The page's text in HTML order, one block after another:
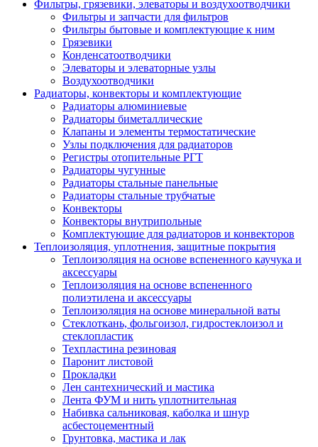
Фильтры, грязевики, элеваторы и воздухоотводчики
Фильтры и запчасти для фильтров
Фильтры бытовые и комплектующие к ним
Грязевики
Конденсатоотводчики
Элеваторы и элеваторные узлы
Воздухоотводчики
Радиаторы, конвекторы и комплектующие
Радиаторы алюминиевые
Радиаторы биметаллические
Клапаны и элементы термостатические
Узлы подключения для радиаторов
Регистры отопительные РГТ
Радиаторы чугунные
Радиаторы стальные панельные
Радиаторы стальные трубчатые
Конвекторы
Конвекторы внутрипольные
Комплектующие для радиаторов и конвекторов
Теплоизоляция, уплотнения, защитные покрытия
Теплоизоляция на основе вспененного каучука и
аксессуары
Теплоизоляция на основе вспененного
полиэтилена и аксессуары
Теплоизоляция на основе минеральной ваты
Стеклоткань, фольгоизол, гидростеклоизол и
стеклопластик
Техпластина резиновая
Паронит листовой
Прокладки
Лен сантехнический и мастика
Лента ФУМ и нить уплотнительная
Набивка сальниковая, каболка и шнур
асбестоцементный
Грунтовка, мастика и лак